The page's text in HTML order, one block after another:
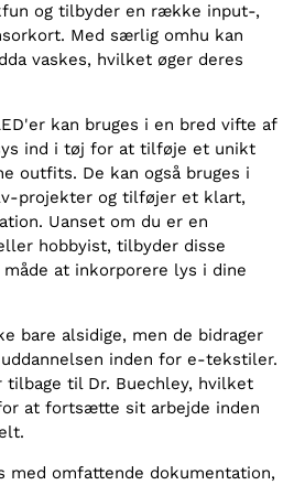
og tilbyder en række input-,
Med særlig omhu kan
vaskes, hvilket øger deres
kan bruges i en bred vifte af
ind i tøj for at tilføje et unikt
outfits. De kan også bruges i
projekter og tilføjer et klart,
Uanset om du er en
hobbyist, tilbyder disse
at inkorporere lys i dine
bare alsidige, men de bidrager
inden for e-tekstiler.
tilbage til Dr. Buechley, hvilket
at fortsætte sit arbejde inden
med omfattende dokumentation,